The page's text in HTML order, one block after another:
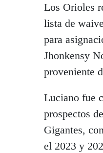
Los Orioles
lista de
para
Jhonkensy
proveniente
Luciano fue
prospectos
Gigantes,
el 2023 y